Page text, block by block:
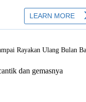
dan gemasnya